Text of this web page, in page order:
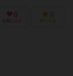
0
お気に入り
0
持ってる